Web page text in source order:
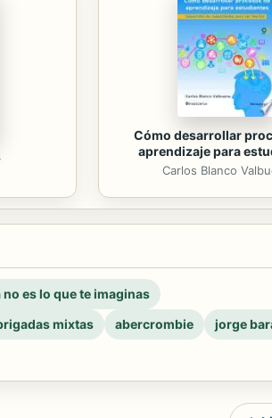
Cómo desarrollar
aprendizaje para
Carlos Blanco
no es lo que te imaginas
mixtas
abercrombie
jorge